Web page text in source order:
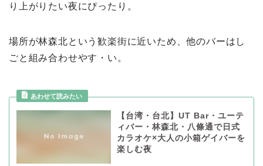
り上がりたい夜にぴったり。
場所が林森北という歓楽街に近いため、他のバーはし
ごと組み合わせやす・い。
【台湾・台北】UT Bar・ユーテ
ィバー・林森北・八條通で日式
カラオケ×大人の小箱ゲイバーを
楽しむ夜